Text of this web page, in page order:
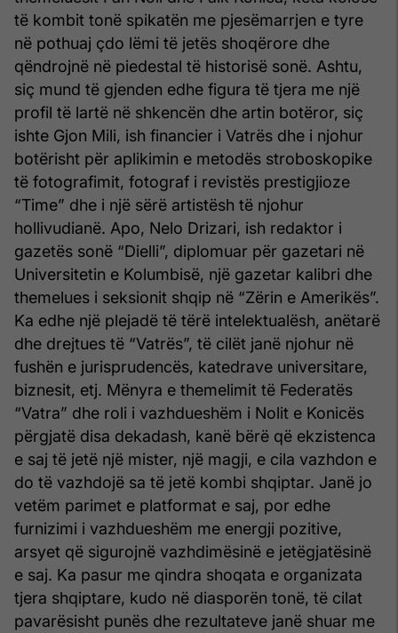
të kombit tonë spikatën me pjesëmarrjen e tyre
në pothuaj çdo lëmi të jetës shoqërore dhe
qëndrojnë në piedestal të historisë sonë. Ashtu,
siç mund të gjenden edhe figura të tjera me një
profil të lartë në shkencën dhe artin botëror, siç
ishte Gjon Mili, ish financier i Vatrës dhe i njohur
botërisht për aplikimin e metodës stroboskopike
të fotografimit, fotograf i revistës prestigjioze
“Time” dhe i një sërë artistësh të njohur
hollivudianë. Apo, Nelo Drizari, ish redaktor i
gazetës sonë “Dielli”, diplomuar për gazetari në
Universitetin e Kolumbisë, një gazetar kalibri dhe
themelues i seksionit shqip në “Zërin e Amerikës”.
Ka edhe një plejadë të tërë intelektualësh, anëtarë
dhe drejtues të “Vatrës”, të cilët janë njohur në
fushën e jurisprudencës, katedrave universitare,
biznesit, etj. Mënyra e themelimit të Federatës
“Vatra” dhe roli i vazhdueshëm i Nolit e Konicës
përgjatë disa dekadash, kanë bërë që ekzistenca
e saj të jetë një mister, një magji, e cila vazhdon e
do të vazhdojë sa të jetë kombi shqiptar. Janë jo
vetëm parimet e platformat e saj, por edhe
furnizimi i vazhdueshëm me energji pozitive,
arsyet që sigurojnë vazhdimësinë e jetëgjatësinë
e saj. Ka pasur me qindra shoqata e organizata
tjera shqiptare, kudo në diasporën tonë, të cilat
pavarësisht punës dhe rezultateve janë shuar me